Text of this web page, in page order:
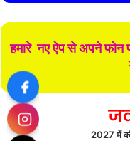
हमारे नए ऐप से अपने फोन
2027 में